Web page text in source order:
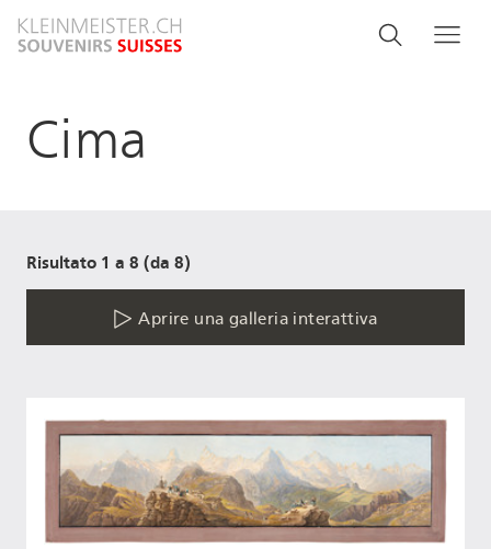
Search
Cerca
Cima
Risultato 1 a 8 (da 8)
Aprire una galleria interattiva